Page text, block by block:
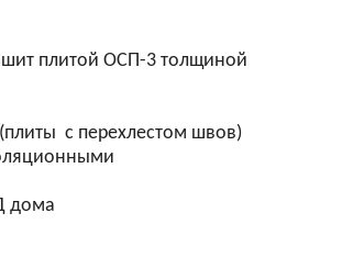
плитой ОСП-3 толщиной
с перехлестом швов)
дома